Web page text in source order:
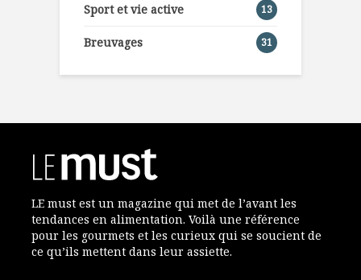
Sport et vie active 13
Breuvages 31
LE must est un magazine qui met de l’avant les
tendances en alimentation. Voilà une référence
pour les gourmets et les curieux qui se soucient de
ce qu’ils mettent dans leur assiette.